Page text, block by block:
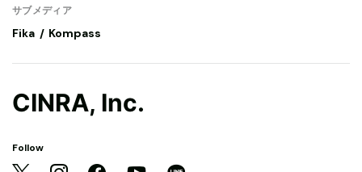
サブメディア
Fika Kompass
CINRA, Inc.
Follow